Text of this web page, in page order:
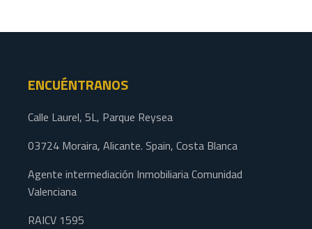
ENCUÉNTRANOS
Calle Laurel, 5L, Parque Reysea
03724 Moraira, Alicante. Spain, Costa Blanca
Agente intermediación Inmobiliaria Comunidad
Valenciana
RAICV 1595